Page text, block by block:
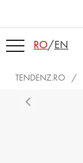
RO/EN
TENDENZ.RO